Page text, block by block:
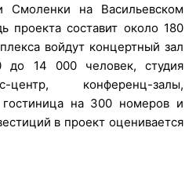
на Васильевском
проекта составит около 180
войдут концертный зал
до 14 000 человек, студия
центр, конференц-залы,
на 300 номеров и
в проект оценивается